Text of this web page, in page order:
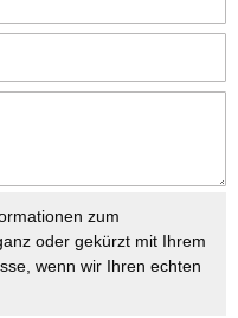
zum
oder gekürzt mit Ihrem
wenn wir Ihren echten